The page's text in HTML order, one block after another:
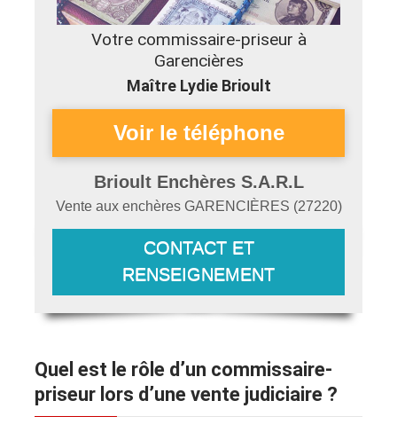
Votre commissaire-priseur à
Garencières
Maître Lydie Brioult
Brioult Enchères S.A.R.L
Vente aux enchères GARENCIÈRES (27220)
CONTACT ET
RENSEIGNEMENT
Quel est le rôle d’un commissaire-
priseur lors d’une vente judiciaire ?